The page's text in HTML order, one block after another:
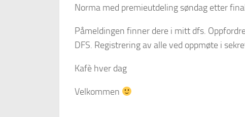
Norma med premieutdeling søndag etter
Påmeldingen finner dere i mitt dfs.
DFS. Registrering av alle ved oppmøte i
Kafè hver dag
Velkommen